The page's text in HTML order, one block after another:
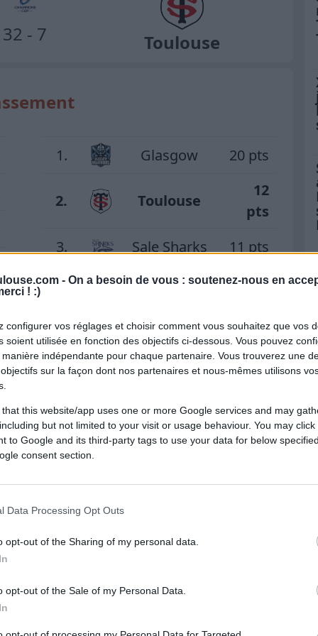
- On a besoin de vous : soutenez-nous en
! :)
configurer vos réglages et choisir comment vous souhaitez que vos
soient utilisée en fonction des objectifs ci-dessous. Vous pouvez
indépendante pour chaque partenaire. Vous trouverez une
sur la façon dont nos partenaires et nous-mêmes utilisons
that this website/app uses one or more Google services and may
but not limited to your visit or usage behaviour. You may
to Google and its third-party tags to use your data for below
consent section.
Data Processing Opt Outs
opt-out of the Sharing of my personal data.
opt-out of the Sale of my Personal Data.
32 - 7 Toulouse
1. Glasgow 20 pts
2. Toulouse
12
pts
3.
Sale Sharks
11 pts
4.
Saracens
10 pts
5.
The Sharks 10 pts
2026
20-14
2016
32-7 Toulouse